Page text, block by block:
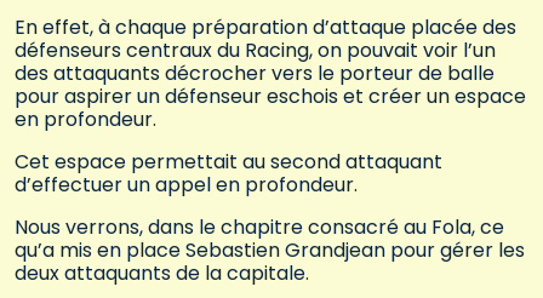
En effet, à chaque préparation d’attaque placée des
défenseurs centraux du Racing, on pouvait voir l’un
des attaquants décrocher vers le porteur de balle
pour aspirer un défenseur eschois et créer un espace
en profondeur.
Cet espace permettait au second attaquant
d’effectuer un appel en profondeur.
Nous verrons, dans le chapitre consacré au Fola, ce
qu’a mis en place Sebastien Grandjean pour gérer les
deux attaquants de la capitale.